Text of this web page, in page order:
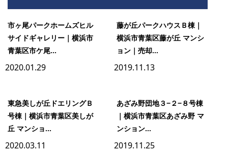
ヶ
尾
マ
ン
市ヶ尾パークホームズヒル
サイドギャレリー｜横浜市
青葉区市ケ尾...
2020.01.29
藤が丘パークハウスＢ棟｜
横浜市青葉区藤が丘 マンシ
ョン｜売却...
2019.11.13
東急美しが丘ドエリングＢ
号棟｜横浜市青葉区美しが
丘 マンショ...
2020.03.11
あざみ野団地３−２−８号棟
｜横浜市青葉区あざみ野 マ
ンション...
2019.11.25